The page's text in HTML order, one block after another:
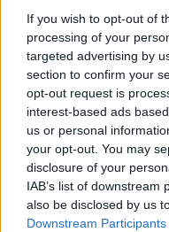
If you wish to opt-out of
processing of your
targeted advertising by
section to confirm your
opt-out request is
interest-based ads
us or personal
your opt-out. You may
disclosure of your
IAB’s list of
also be disclosed by us
Downstream Participants
Nádasdy Ferencet és
összeesküvés
Magyarországon. A
váltják fel. A
szabadon gyakorolják
ben bontakozott ki,
helyreállítása és
Magyarország királya is
hogy teljesítse a